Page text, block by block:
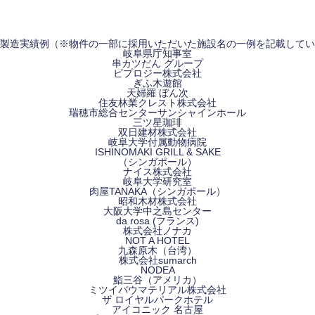
造実績例
（※物件の一部に採用いただいた施設名の一例を記載して
岐阜県庁知事室
串カツだん グループ
ビプロジー株式会社
ぎふ木遊館
天婦羅 ぼん次
住友林業クレスト株式会社
瑞穂市総合センターサンシャインホール
三ツ星珈琲
双日建材株式会社
岐阜大学付属動物病院
ISHINOMAKI GRILL & SAKE
（シンガポール）
ナイス株式会社
岐阜大学研究室
肉屋TANAKA（シンガポール）
昭和木材株式会社
大阪大学中之島センター
da rosa (フランス)
株式会社ノナカ
NOT A HOTEL
九森原木（台湾）
株式会社sumarch
NODEA
鮨三谷（アメリカ）
ミツイバウマテリアル株式会社
ザ ロイヤルパークホテル
アイコニック 名古屋